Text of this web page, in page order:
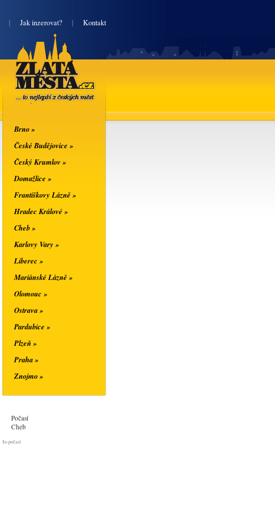
| Jak inzerovat? | Kontakt
Zlatá města
... to nejlepší z
českých měst
Brno »
České Budějovice »
Český Krumlov »
Domažlice »
Františkovy Lázně »
Hradec Králové »
Cheb »
Karlovy Vary »
Liberec »
Mariánské Lázně »
Olomouc »
Ostrava »
Pardubice »
Plzeň »
Praha »
Znojmo »
Počasí
Cheb
In-počasí